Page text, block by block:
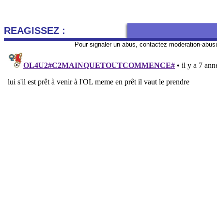
REAGISSEZ :
Pour signaler un abus, contactez moderation-